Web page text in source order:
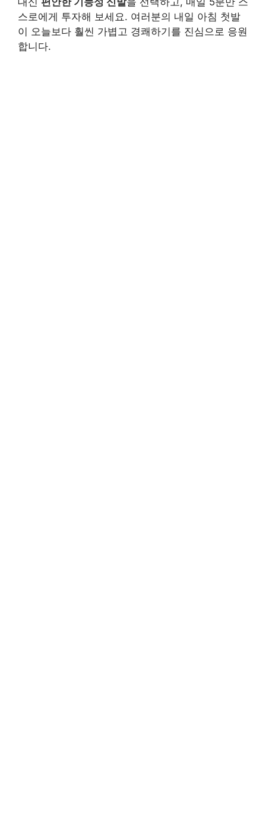
스로에게 투자해 보세요. 여러분의 내일 아침 첫발
이 오늘보다 훨씬 가볍고 경쾌하기를 진심으로 응원
합니다.